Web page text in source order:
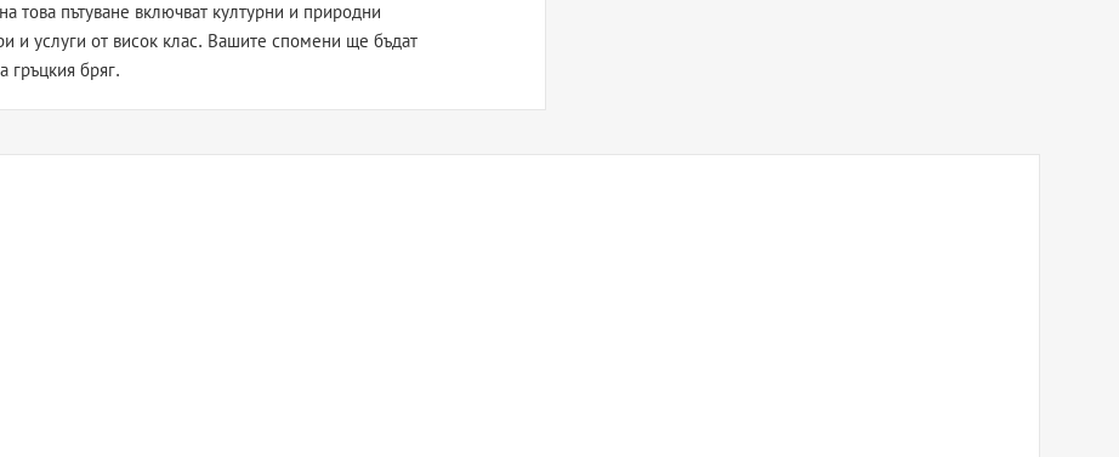
това пътуване включват културни и природни
и услуги от висок клас. Вашите спомени ще бъдат
гръцкия бряг.